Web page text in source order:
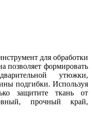
для обработки
позволяет формировать
утюжки,
подгибки. Используя
защитите ткань от
прочный край,